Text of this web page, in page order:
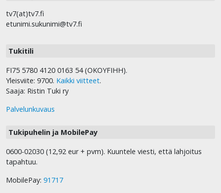
tv7(at)tv7.fi
etunimi.sukunimi@tv7.fi
Tukitili
FI75 5780 4120 0163 54 (OKOYFIHH).
Yleisviite: 9700. Kaikki viitteet.
Saaja: Ristin Tuki ry
Palvelunkuvaus
Tukipuhelin ja MobilePay
0600-02030 (12,92 eur + pvm). Kuuntele viesti, että lahjoitus
tapahtuu.
MobilePay: 91717